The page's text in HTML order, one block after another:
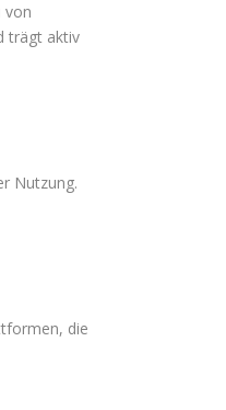
von
trägt aktiv
Nutzung.
die